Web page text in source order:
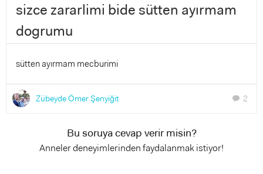
sizce zararlimi bide sütten ayırmam
dogrumu
sütten ayırmam mecburimi
Zübeyde Ömer Şenyiğit chat 2
Bu soruya cevap verir misin?
Anneler deneyimlerinden faydalanmak istiyor!